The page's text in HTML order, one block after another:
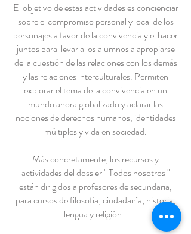
El objetivo de estas actividades es concienciar
sobre el compromiso personal y local de los
personajes a favor de la convivencia y el hacer
juntos para llevar a los alumnos a apropiarse
de la cuestión de las relaciones con los demás
y las relaciones interculturales. Permiten
explorar el tema de la convivencia en un
mundo ahora globalizado y aclarar las
nociones de derechos humanos, identidades
múltiples y vida en sociedad.
Más concretamente, los recursos y
actividades del dossier " Todos nosotros "
están dirigidos a profesores de secundaria,
para cursos de filosofía, ciudadanía, historia,
lengua y religión.